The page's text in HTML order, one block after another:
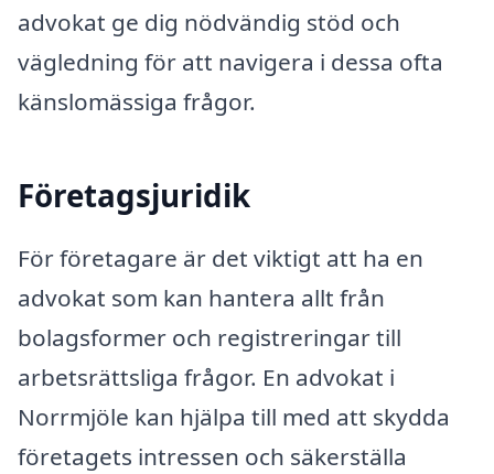
advokat ge dig nödvändig stöd och
vägledning för att navigera i dessa ofta
känslomässiga frågor.
Företagsjuridik
För företagare är det viktigt att ha en
advokat som kan hantera allt från
bolagsformer och registreringar till
arbetsrättsliga frågor. En advokat i
Norrmjöle kan hjälpa till med att skydda
företagets intressen och säkerställa